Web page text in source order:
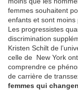
femmes souhaitent
enfants et sont moins
Les progressistes
discrimination
Kristen Schilt de
celle de New York
comprendre ce
de carrière de
femmes qui